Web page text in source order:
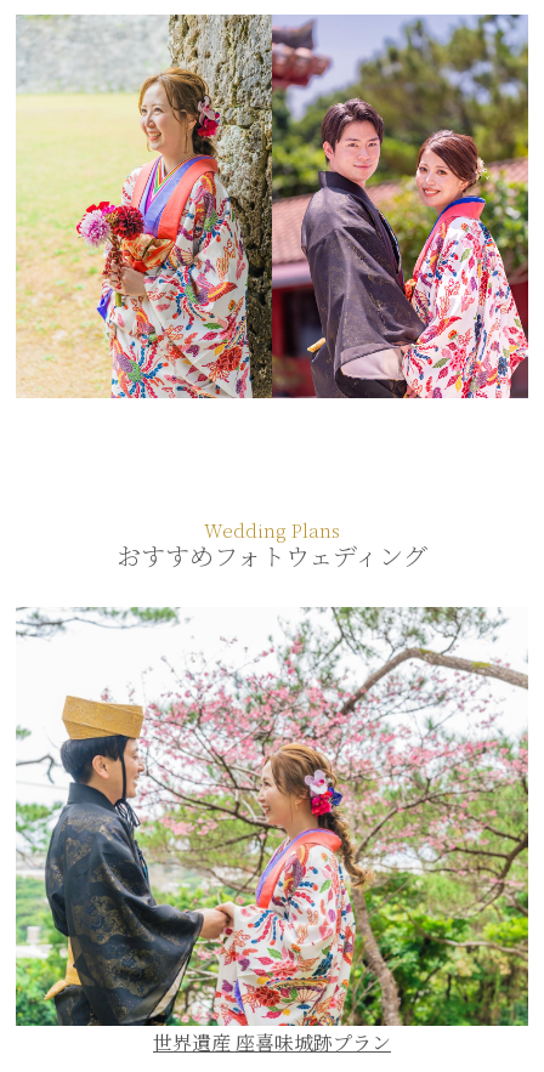
Wedding Plans
おすすめフォトウェディング
世界遺産 座喜味城跡プラン